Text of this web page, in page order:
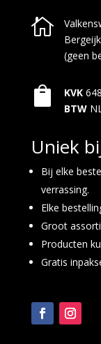

Bergeijk
(geen
 KVK
BTW
Uniek
Bij elke
verrassing.
Elke
Groot
Producten
Gratis